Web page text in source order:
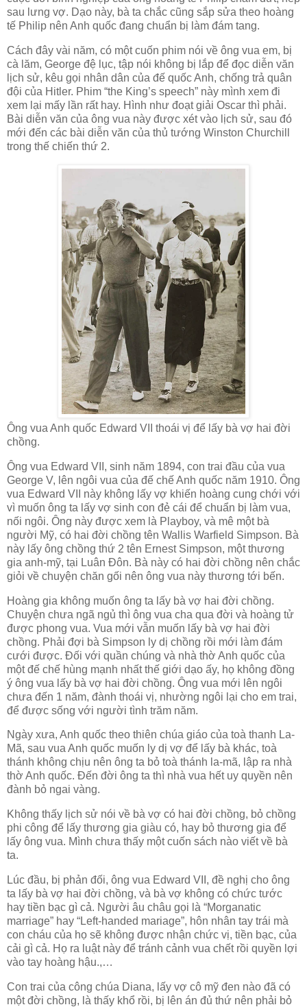
sau lưng vợ. Dạo này, bà ta chắc cũng sắp sửa theo hoàng
tế Philip nên Anh quốc đang chuẩn bị làm đám tang.
Cách đây vài năm, có một cuốn phim nói về ông vua em, bị
cà lăm, George đệ lục, tập nói không bị lắp để đọc diễn văn
lịch sử, kêu gọi nhân dân của đế quốc Anh, chống trả quân
đội của Hitler. Phim “the King’s speech” này mình xem đi
xem lại mấy lần rất hay. Hình như đoạt giải Oscar thì phải.
Bài diễn văn của ông vua này được xét vào lịch sử, sau đó
mới đến các bài diễn văn của thủ tướng Winston Churchill
trong thế chiến thứ 2.
Ông vua Anh quốc Edward VII thoái vị để lấy bà vợ hai đời
chồng.
Ông vua Edward VII, sinh năm 1894, con trai đầu của vua
George V, lên ngôi vua của đế chế Anh quốc năm 1910. Ông
vua Edward VII này không lấy vợ khiến hoàng cung chới với
vì muốn ông ta lấy vợ sinh con đẻ cái để chuẩn bị làm vua,
nối ngôi. Ông này được xem là Playboy, và mê một bà
người Mỹ, có hai đời chồng tên Wallis Warfield Simpson. Bà
này lấy ông chồng thứ 2 tên Ernest Simpson, một thương
gia anh-mỹ, tại Luân Đôn. Bà này có hai đời chồng nên chắc
giỏi về chuyện chăn gối nên ông vua này thương tới bến.
Hoàng gia không muốn ông ta lấy bà vợ hai đời chồng.
Chuyện chưa ngã ngủ thì ông vua cha qua đời và hoàng tử
được phong vua. Vua mới vẫn muốn lấy bà vợ hai đời
chồng. Phải đợi bà Simpson ly dị chồng rồi mới làm đám
cưới được. Đối với quần chúng và nhà thờ Anh quốc của
một đế chế hùng mạnh nhất thế giới dạo ấy, họ không đồng
ý ông vua lấy bà vợ hai đời chồng. Ông vua mới lên ngôi
chưa đến 1 năm, đành thoái vị, nhường ngôi lại cho em trai,
để được sống với người tình trăm năm.
Ngày xưa, Anh quốc theo thiên chúa giáo của toà thanh La-
Mã, sau vua Anh quốc muốn ly dị vợ để lấy bà khác, toà
thánh không chịu nên ông ta bỏ toà thánh la-mã, lập ra nhà
thờ Anh quốc. Đến đời ông ta thì nhà vua hết uy quyền nên
đành bỏ ngai vàng.
Không thấy lịch sử nói về bà vợ có hai đời chồng, bỏ chồng
phi công để lấy thương gia giàu có, hay bỏ thương gia để
lấy ông vua. Mình chưa thấy một cuốn sách nào viết về bà
ta.
Lúc đầu, bị phản đối, ông vua Edward VII, đề nghị cho ông
ta lấy bà vợ hai đời chồng, và bà vợ không có chức tước
hay tiền bạc gì cả. Người âu châu gọi là “Morganatic
marriage” hay “Left-handed mariage”, hôn nhân tay trái mà
con cháu của họ sẽ không được nhận chức vị, tiền bạc, của
cải gì cả. Họ ra luật này để tránh cảnh vua chết rồi quyền lợi
vào tay hoàng hậu.,…
Con trai của công chúa Diana, lấy vợ cô mỹ đen nào đã có
một đời chồng, là thấy khổ rồi, bị lên án đủ thứ nên phải bỏ